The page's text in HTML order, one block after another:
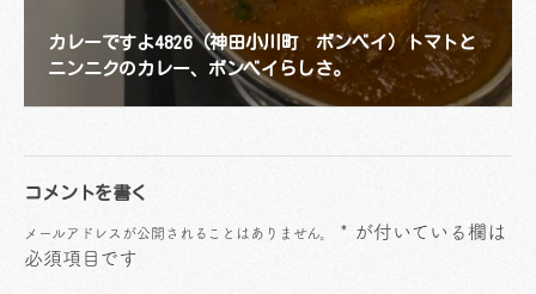
カレーですよ4826（神田小川町 ボンベイ）トマトと
ニンニクのカレー、ボンベイらしさ。
コメントを書く
メールアドレスが公開されることはありません。 * が付いている欄は
必須項目です